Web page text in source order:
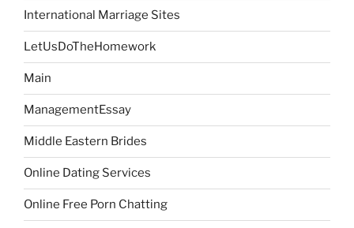
International Marriage Sites
LetUsDoTheHomework
Main
ManagementEssay
Middle Eastern Brides
Online Dating Services
Online Free Porn Chatting